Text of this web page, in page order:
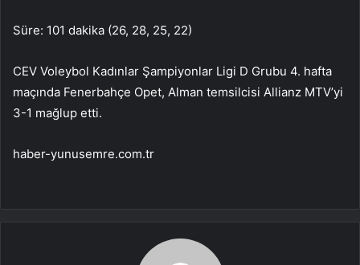
Süre: 101 dakika (26, 28, 25, 22)
CEV Voleybol Kadınlar Şampiyonlar Ligi D Grubu 4. hafta
maçında Fenerbahçe Opet, Alman temsilcisi Allianz MTV’yi
3-1 mağlup etti.
haber-yunusemre.com.tr